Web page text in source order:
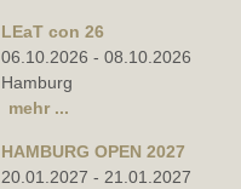
LEaT con 26
06.10.2026 - 08.10.2026
Hamburg
mehr ...
HAMBURG OPEN 2027
20.01.2027 - 21.01.2027